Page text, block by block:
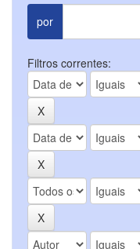
por
Filtros correntes: